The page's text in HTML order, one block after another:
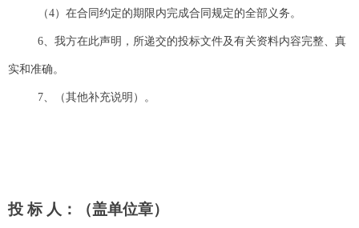
（4）在合同约定的期限内完成合同规定的全部义务。
6、我方在此声明，所递交的投标文件及有关资料内容完整、真
实和准确。
7、（其他补充说明）。
投 标 人：（盖单位章）